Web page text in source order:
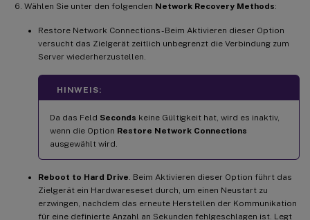
Wählen Sie unter den folgenden Network Recovery Methods:
Restore Network Connections - Beim Aktivieren dieser Option
versucht das Zielgerät zeitlich unbegrenzt die Verbindung zum
Server wiederherzustellen.
HINWEIS:
Da das Feld Seconds keine Gültigkeit hat, wird es inaktiv,
wenn die Option Restore Network Connections
ausgewählt wird.
Reboot to Hard Drive . Beim Aktivieren dieser Option führt das
Zielgerät ein Hardwareseset durch, um einen Neustart zu
erzwingen, nachdem das erneute Herstellen der Kommunikation
für eine definierte Anzahl an Sekunden fehlgeschlagen ist. Legt